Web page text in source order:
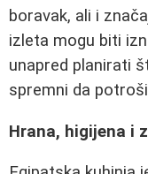
boravak, ali i
izleta mogu biti
unapred planirati
spremni da
Hrana, higijena i